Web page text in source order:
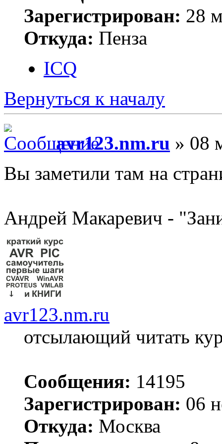
Зарегистрирован: 28
Откуда: Пенза
ICQ
Вернуться к началу
avr123.nm.ru » 08
Вы заметили там на
Андрей Макаревич -
avr123.nm.ru
отсылающий читать
Сообщения: 14195
Зарегистрирован: 06
Откуда: Москва